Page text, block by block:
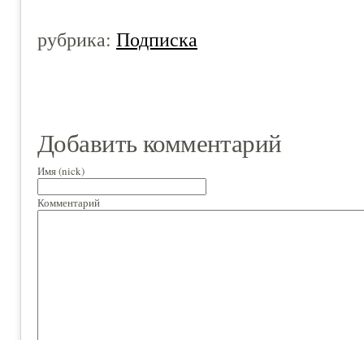
рубрика: Подписка
Добавить комментарий
Имя (nick)
Комментарий